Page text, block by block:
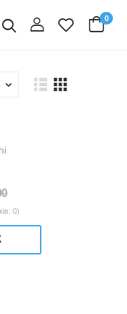
Пошуквхід
0
0)